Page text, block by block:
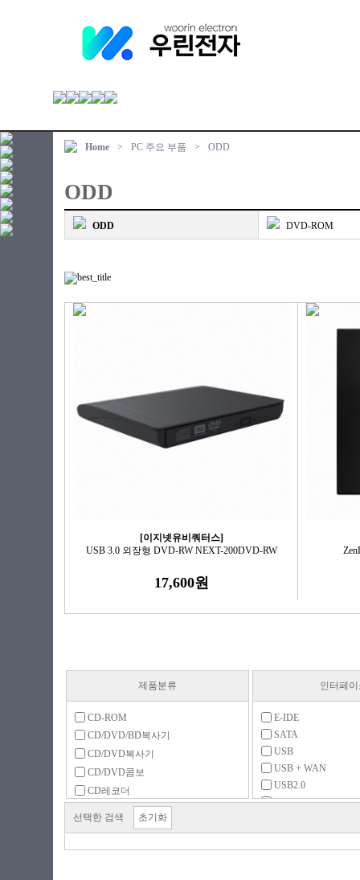
Home > PC 주요 부품 > ODD
ODD
ODD DVD-ROM
[이지넷유비쿼터스]
USB 3.0 외장형 DVD-RW NEXT-200DVD-RW
17,600원
제품분류
CD-ROM
CD/DVD/BD복사기
CD/DVD복사기
CD/DVD콤보
CD레코더
DVD-ROM
DVD레코더
인터페
E-IDE
SATA
USB
USB + WAN
USB2.0
USB3.x 5Gbps
선택한 검색
초기화